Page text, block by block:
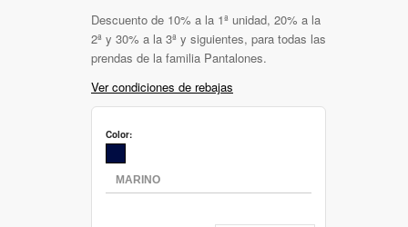
Descuento de 10% a la 1ª unidad, 20% a la
2ª y 30% a la 3ª y siguientes, para todas las
prendas de la familia Pantalones.
Ver condiciones de rebajas
Color: